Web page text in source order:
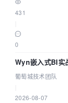
431
0
Wyn嵌入式BI实
参数为什么不生
葡萄城技术团队
2026-08-07